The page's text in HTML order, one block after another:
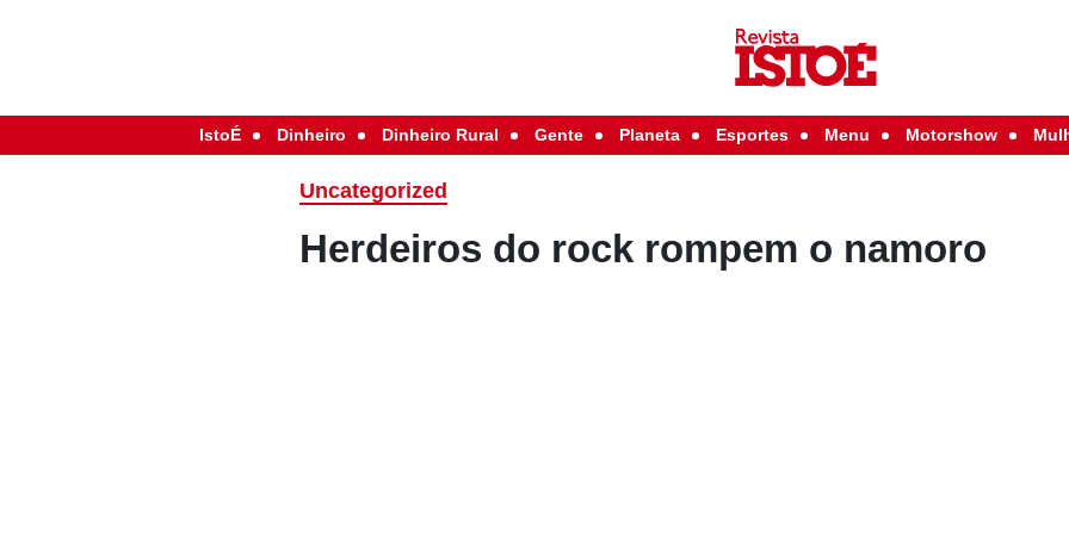
IstoÉ Dinheiro Dinheiro Rural Gente Planeta Esportes Menu Motorshow
Uncategorized
Herdeiros do rock rompem o namoro